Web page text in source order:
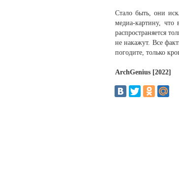
Стало быть, они
медиа-картину,
распространяется
не накажут. Все
погодите, только
ArchGenius [2022]